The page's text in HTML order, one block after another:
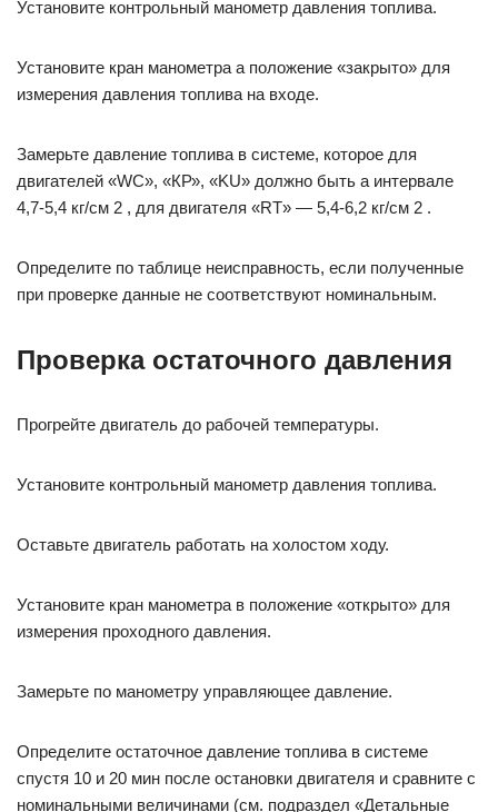
Установите контрольный манометр давления топлива.
Установите кран манометра а положение «закрыто» для
измерения давления топлива на входе.
Замерьте давление топлива в системе, которое для
двигателей «WC», «КР», «KU» должно быть а интервале
4,7-5,4 кг/см 2 , для двигателя «RT» — 5,4-6,2 кг/см 2 .
Определите по таблице неисправность, если полученные
при проверке данные не соответствуют номинальным.
Проверка остаточного давления
Прогрейте двигатель до рабочей температуры.
Установите контрольный манометр давления топлива.
Оставьте двигатель работать на холостом ходу.
Установите кран манометра в положение «открыто» для
измерения проходного давления.
Замерьте по манометру управляющее давление.
Определите остаточное давление топлива в системе
спустя 10 и 20 мин после остановки двигателя и сравните с
номинальными величинами (см. подраздел «Детальные